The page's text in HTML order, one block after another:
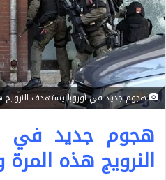
هجوم جديد في أوروبا يستهدف النرويج
هجوم جديد في
النرويج هذه